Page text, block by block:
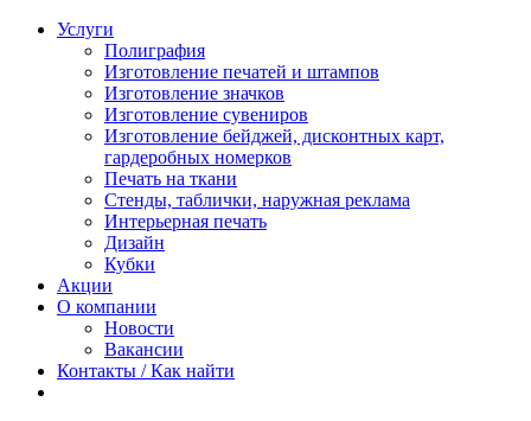
Услуги
Полиграфия
Изготовление печатей и штампов
Изготовление значков
Изготовление сувениров
Изготовление бейджей, дисконтных карт,
гардеробных номерков
Печать на ткани
Стенды, таблички, наружная реклама
Интерьерная печать
Дизайн
Кубки
Акции
О компании
Новости
Вакансии
Контакты / Как найти